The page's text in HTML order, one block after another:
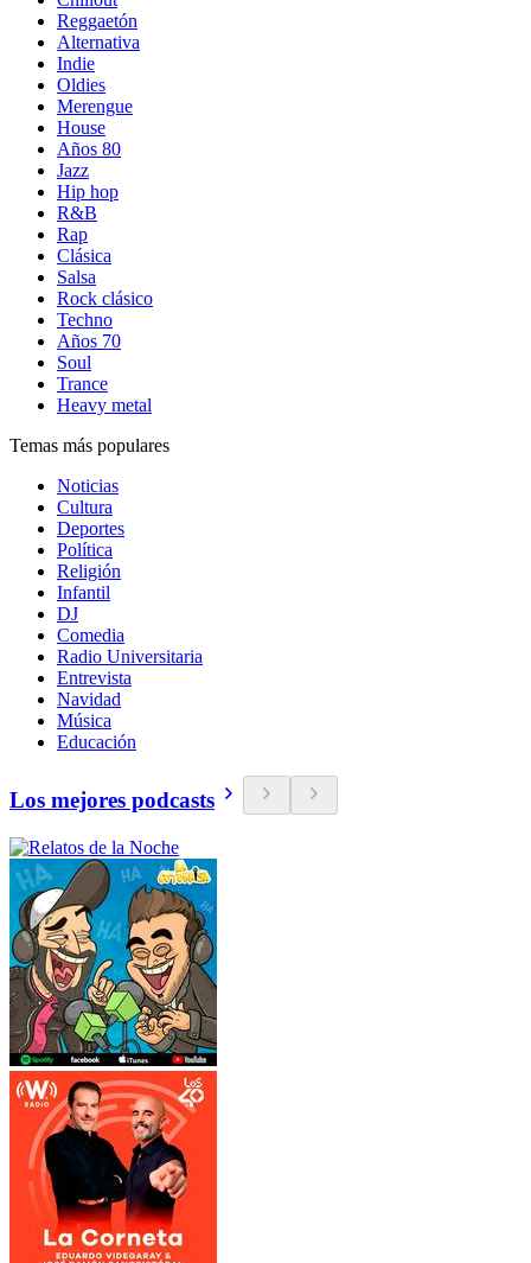
Reggaetón
Alternativa
Indie
Oldies
Merengue
House
Años 80
Jazz
Hip hop
R&B
Rap
Clásica
Salsa
Rock clásico
Techno
Años 70
Soul
Trance
Heavy metal
Temas más populares
Noticias
Cultura
Deportes
Política
Religión
Infantil
DJ
Comedia
Radio Universitaria
Entrevista
Navidad
Música
Educación
Los mejores podcasts